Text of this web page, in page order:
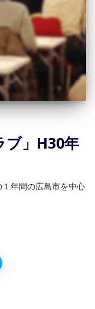
ブ」H30年
年間の広島市を中心